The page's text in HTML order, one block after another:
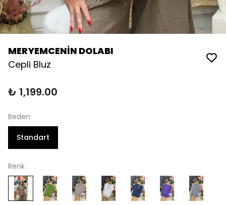
MERYEMCENİN DOLABI
Cepli Bluz
₺ 1,199.00
Beden
Standart
Renk